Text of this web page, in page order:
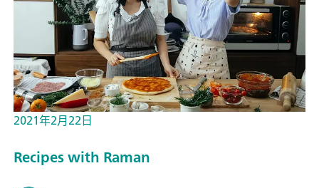
2021年2月22日
Recipes with Raman